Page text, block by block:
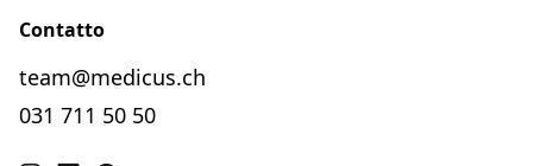
Contatto
team@medicus.ch
031 711 50 50